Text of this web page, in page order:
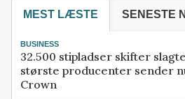
MEST LÆSTE SENESTE
BUSINESS
32.500 stipladser skifter
største producenter sender
Crown